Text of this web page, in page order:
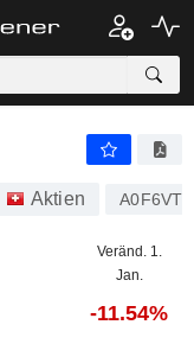
Aktien A0F6VT
Veränd. 1.
Jan.
-11.54%